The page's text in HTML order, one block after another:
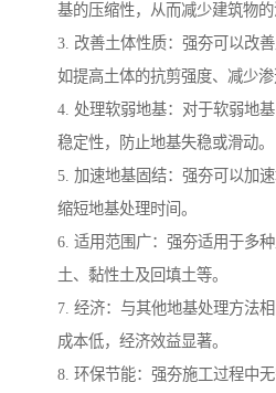
基的压缩性，从而减少建筑物的
3. 改善土体性质：强夯可以改
如提高土体的抗剪强度、减少渗
4. 处理软弱地基：对于软弱地
稳定性，防止地基失稳或滑动。
5. 加速地基固结：强夯可以加
缩短地基处理时间。
6. 适用范围广：强夯适用于多
土、黏性土及回填土等。
7. 经济：与其他地基处理方法
成本低，经济效益显著。
8. 环保节能：强夯施工过程中